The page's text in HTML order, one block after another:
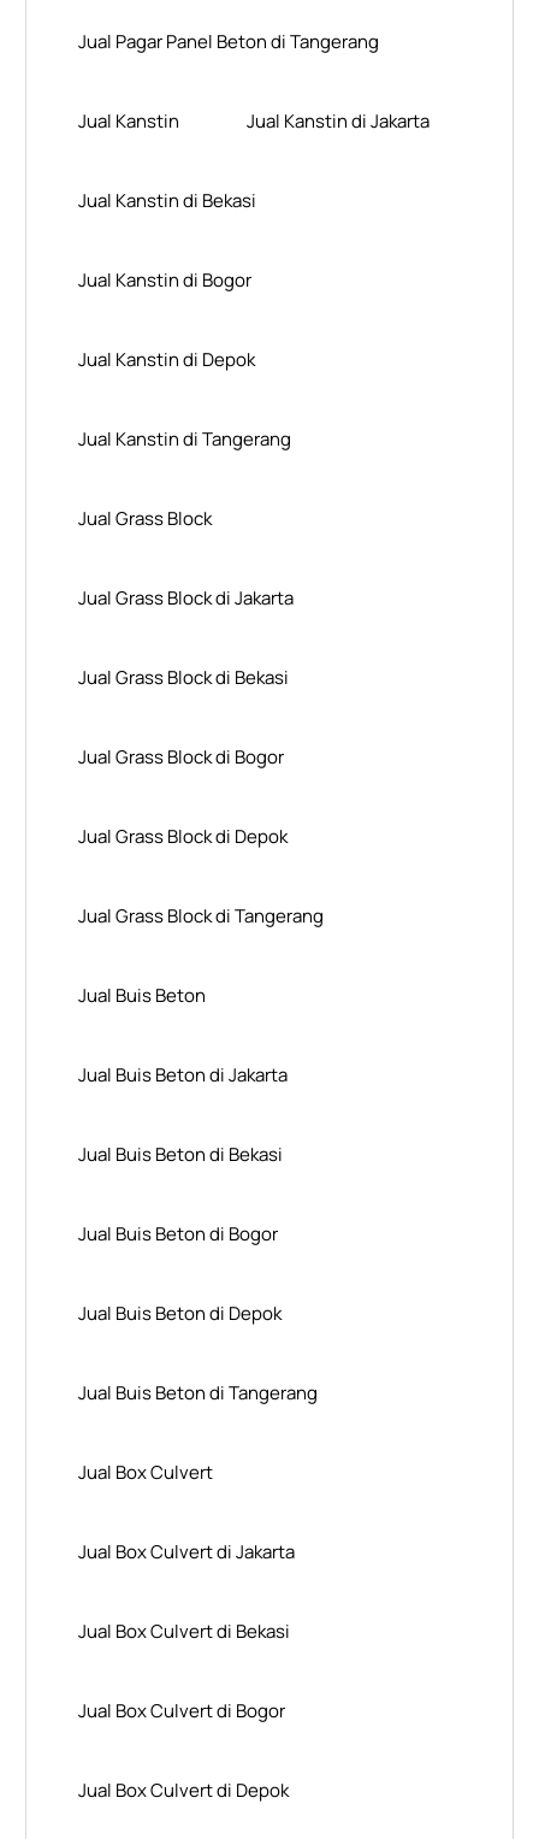
Jual Pagar Panel Beton di Tangerang
Jual Kanstin Jual Kanstin di Jakarta
Jual Kanstin di Bekasi
Jual Kanstin di Bogor
Jual Kanstin di Depok
Jual Kanstin di Tangerang
Jual Grass Block
Jual Grass Block di Jakarta
Jual Grass Block di Bekasi
Jual Grass Block di Bogor
Jual Grass Block di Depok
Jual Grass Block di Tangerang
Jual Buis Beton
Jual Buis Beton di Jakarta
Jual Buis Beton di Bekasi
Jual Buis Beton di Bogor
Jual Buis Beton di Depok
Jual Buis Beton di Tangerang
Jual Box Culvert
Jual Box Culvert di Jakarta
Jual Box Culvert di Bekasi
Jual Box Culvert di Bogor
Jual Box Culvert di Depok